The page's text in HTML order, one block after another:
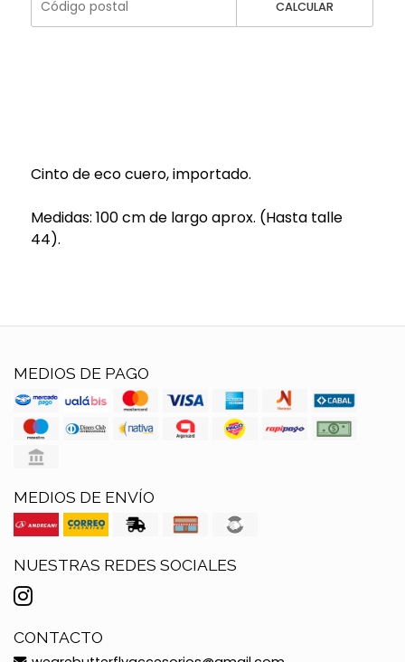
CALCULAR
Cinto de eco cuero, importado.
Medidas: 100 cm de largo aprox. (Hasta talle
44).
MEDIOS DE PAGO
MEDIOS DE ENVÍO
NUESTRAS REDES SOCIALES
CONTACTO